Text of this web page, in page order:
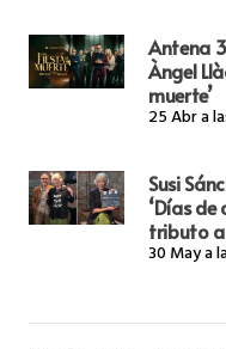
Antena
Àngel
muerte’
25 Abr a
Susi
‘Días de
tributo
30 May a